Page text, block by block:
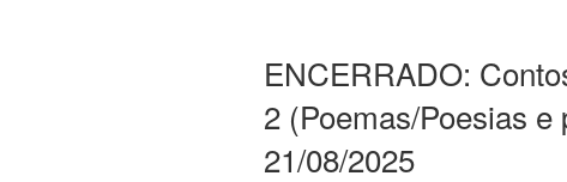
ENCERRADO:
2 (Poemas/Poesias
21/08/2025